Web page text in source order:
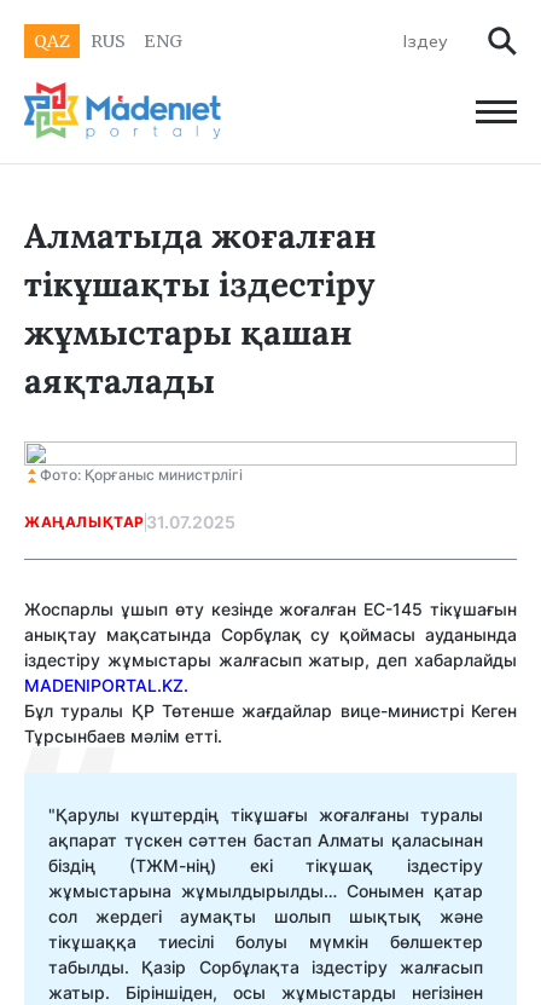
QAZ RUS ENG
Алматыда жоғалған
тікұшақты іздестіру
жұмыстары қашан
аяқталады
Фото: Қорғаныс министрлігі
ЖАҢАЛЫҚТАР 31.07.2025
Жоспарлы ұшып өту кезінде жоғалған EC-145 тікұшағын
анықтау мақсатында Сорбұлақ су қоймасы ауданында
іздестіру жұмыстары жалғасып жатыр, деп хабарлайды
MADENIPORTAL.KZ.
Бұл туралы ҚР Төтенше жағдайлар вице-министрі Кеген
Тұрсынбаев мәлім етті.
"Қарулы күштердің тікұшағы жоғалғаны туралы
ақпарат түскен сәттен бастап Алматы қаласынан
біздің (ТЖМ-нің) екі тікұшақ іздестіру
жұмыстарына жұмылдырылды… Сонымен қатар
сол жердегі аумақты шолып шықтық және
тікұшаққа тиесілі болуы мүмкін бөлшектер
табылды. Қазір Сорбұлақта іздестіру жалғасып
жатыр. Біріншіден, осы жұмыстарды негізінен